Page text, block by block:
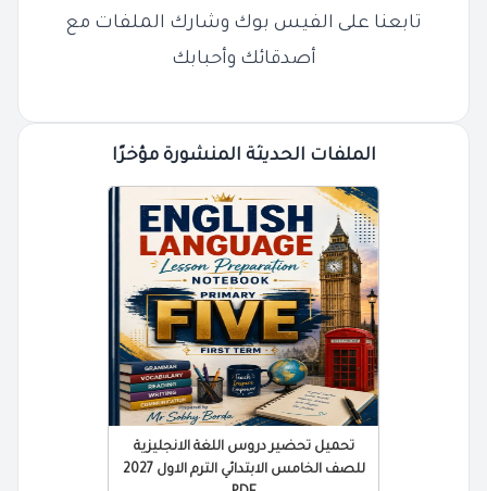
تابعنا على الفيس بوك وشارك الملفات مع
أصدقائك وأحبابك
الملفات الحديثة المنشورة مؤخرًا
تحميل تحضير دروس اللغة الانجليزية
للصف الخامس الابتدائي الترم الاول 2027